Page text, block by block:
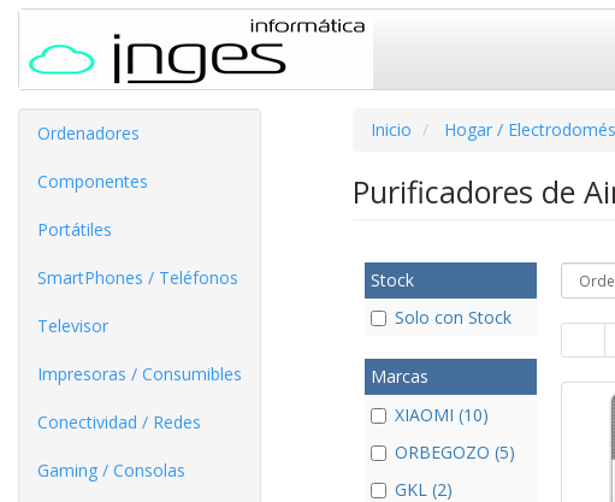
Ordenadores
Componentes
Portátiles
SmartPhones / Teléfonos
Televisor
Impresoras / Consumibles
Conectividad / Redes
Gaming / Consolas
Inicio Hogar /
Purificadores de
Stock
Solo con Stock
Marcas
XIAOMI (10)
ORBEGOZO (5)
GKL (2)